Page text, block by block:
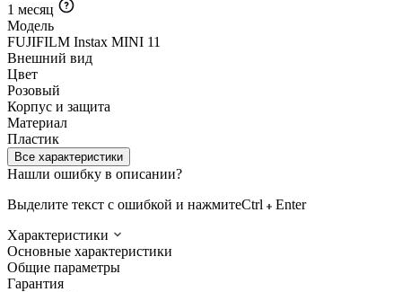
1 месяц
Модель
FUJIFILM Instax MINI 11
Внешний вид
Цвет
Розовый
Корпус и защита
Материал
Пластик
Все характеристики
Нашли ошибку в описании?
Выделите текст с ошибкой и нажмитеCtrl
Enter
Характеристики
Основные характеристики
Общие параметры
Гарантия